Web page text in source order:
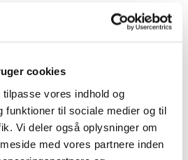
cookies
vores indhold og
funktioner til sociale medier og til
Vi deler også oplysninger om
med vores partnere inden
eller lænden, kan det være
Bevægelse får nemlig ryggen
bedre funktion af muskler og led.
af hold i